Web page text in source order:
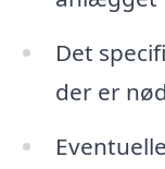
Det
der er